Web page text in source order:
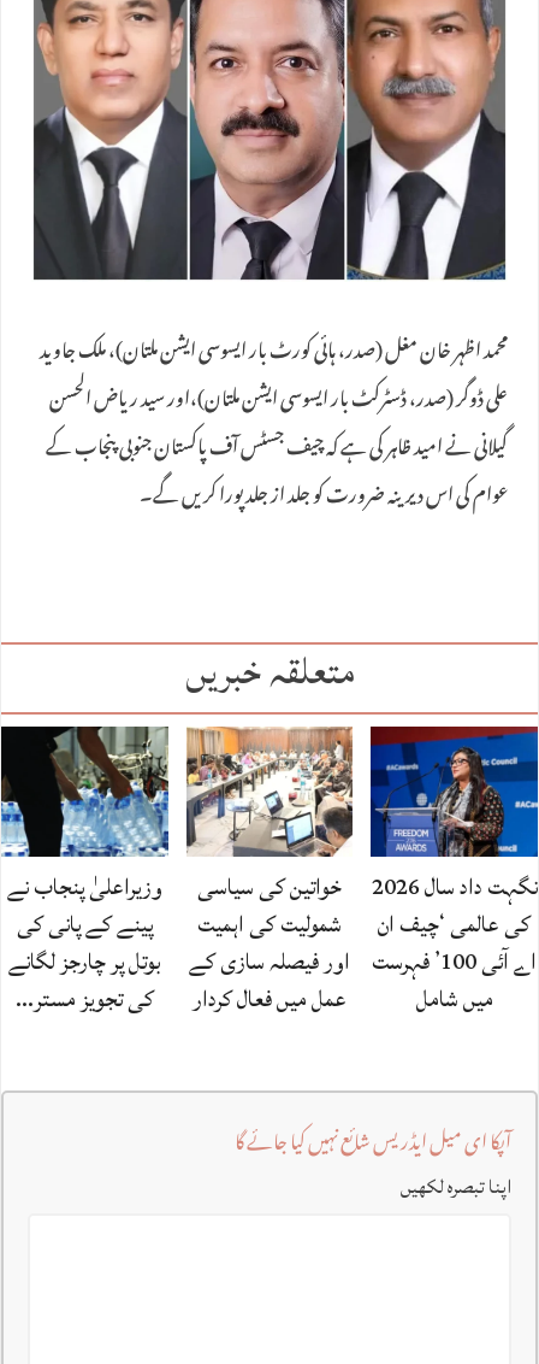
محمد اظہر خان مغل (صدر، ہائی کورٹ بار ایسوسی ایشن ملتان)، ​ملک جاوید
علی ڈوگر (صدر، ڈسٹرکٹ بار ایسوسی ایشن ملتان)،اور سید ریاض الحسن
گیلانی نے امید ظاہر کی ہے کہ چیف جسٹس آف پاکستان جنوبی پنجاب کے
عوام کی اس دیرینہ ضرورت کو جلد از جلد پورا کریں گے۔
متعلقہ خبریں
نگہت داد سال 2026
کی عالمی ‘چیف ان
اے آئی 100’ فہرست
میں شامل
خواتین کی سیاسی
شمولیت کی اہمیت
اور فیصلہ سازی کے
عمل میں فعال کردار
وزیراعلیٰ پنجاب نے
پینے کے پانی کی
بوتل پر چارجز لگانے
کی تجویز مستر…
آپکا ای میل ایڈریس شائع نہیں کیا جائے گا
اپنا تبصرہ لکھیں